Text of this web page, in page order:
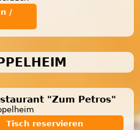
/
"Zum Petros"
Tisch reservieren